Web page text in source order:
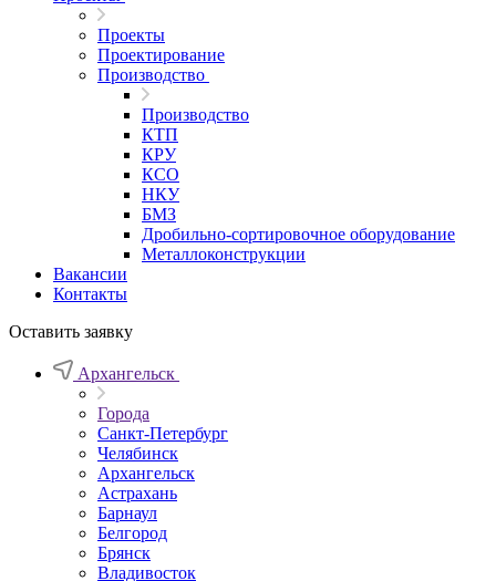
Проекты
Проектирование
Производство
Производство
КТП
КРУ
КСО
НКУ
БМЗ
Дробильно-сортировочное оборудование
Металлоконструкции
Вакансии
Контакты
Оставить заявку
Архангельск
Города
Санкт-Петербург
Челябинск
Архангельск
Астрахань
Барнаул
Белгород
Брянск
Владивосток